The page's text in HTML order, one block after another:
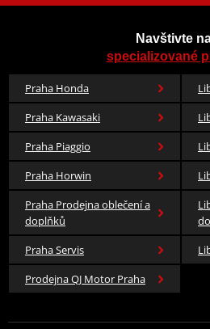
Navštivte
specializované
Praha Honda
Praha Kawasaki
Praha Piaggio
Praha Horwin
Praha Prodejna oblečení a
doplňků
Praha Servis
Prodejna QJ Motor Praha